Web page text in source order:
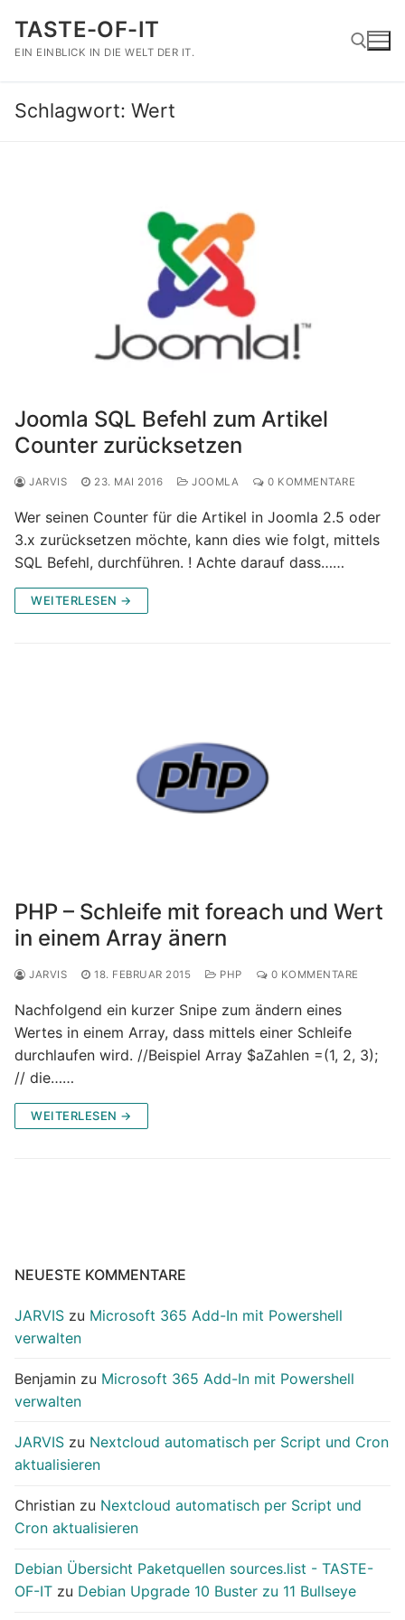
Inhalt
springen
TASTE-OF-IT
EIN EINBLICK IN DIE WELT DER IT.
Schlagwort: Wert
Joomla SQL Befehl zum Artikel
Counter zurücksetzen
JARVIS 23. MAI 2016 JOOMLA 0 KOMMENTARE
Wer seinen Counter für die Artikel in Joomla 2.5 oder
3.x zurücksetzen möchte, kann dies wie folgt, mittels
SQL Befehl, durchführen. ! Achte darauf dass……
WEITERLESEN →
PHP – Schleife mit foreach und Wert
in einem Array änern
JARVIS 18. FEBRUAR 2015 PHP 0 KOMMENTARE
Nachfolgend ein kurzer Snipe zum ändern eines
Wertes in einem Array, dass mittels einer Schleife
durchlaufen wird. //Beispiel Array $aZahlen =(1, 2, 3);
// die……
WEITERLESEN →
NEUESTE KOMMENTARE
JARVIS zu Microsoft 365 Add-In mit Powershell
verwalten
Benjamin zu Microsoft 365 Add-In mit Powershell
verwalten
JARVIS zu Nextcloud automatisch per Script und Cron
aktualisieren
Christian zu Nextcloud automatisch per Script und
Cron aktualisieren
Debian Übersicht Paketquellen sources.list - TASTE-
OF-IT zu Debian Upgrade 10 Buster zu 11 Bullseye